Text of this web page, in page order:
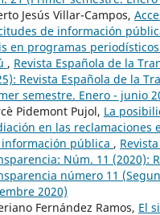
Jesús Villar-Campos,
de información
en programas
, Revista Española de la
Revista Española de la
semestre. Enero - junio
Pidemont Pujol, La
en las reclamaciones
pública ,
Núm. 11 (2020):
número 11
2020)
Fernández Ramos, El